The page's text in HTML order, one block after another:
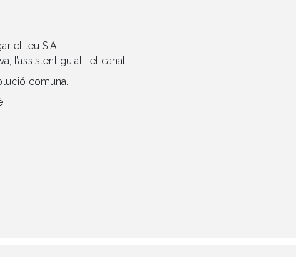
el teu SIA:
l’assistent guiat i el canal.
comuna.